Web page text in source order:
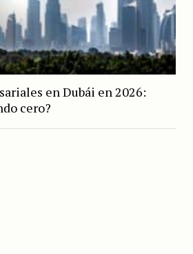
en Dubái en 2026:
cero?